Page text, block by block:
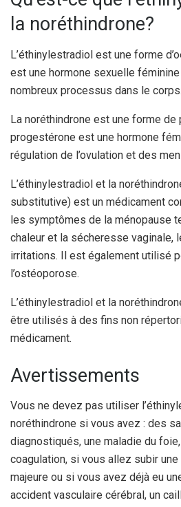
la noréthindrone?
L’éthinylestradiol est une forme
est une hormone sexuelle
nombreux processus dans le corps.
La noréthindrone est une forme de
progestérone est une hormone
régulation de l’ovulation et des
L’éthinylestradiol et la
substitutive) est un médicament
les symptômes de la ménopause
chaleur et la sécheresse vaginale,
irritations. Il est également utilisé
l’ostéoporose.
L’éthinylestradiol et la
être utilisés à des fins non
médicament.
Avertissements
Vous ne devez pas utiliser
noréthindrone si vous avez : des
diagnostiqués, une maladie du
coagulation, si vous allez subir
majeure ou si vous avez déjà eu
accident vasculaire cérébral, un